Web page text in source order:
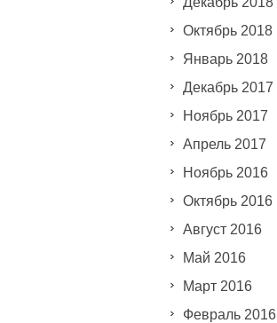
Октябрь 2018
Январь 2018
Декабрь 2017
Ноябрь 2017
Апрель 2017
Ноябрь 2016
Октябрь 2016
Август 2016
Май 2016
Март 2016
Февраль 2016